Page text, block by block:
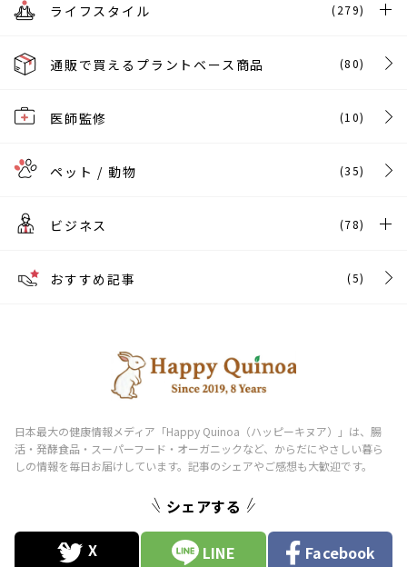
ライフスタイル (279)
通販で買えるプラントベース商品 (80)
医師監修 (10)
ペット / 動物 (35)
ビジネス (78)
おすすめ記事 (5)
シェアする
LINE Facebook